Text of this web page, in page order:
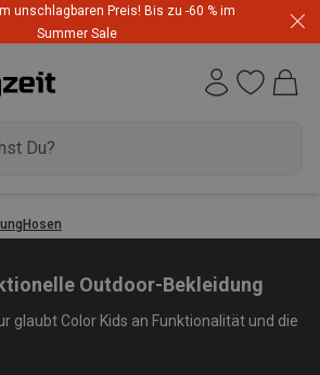
unschlagbaren Preis! Bis zu -60 % im
Summer Sale
Hosen
Outdoor-Bekleidung
glaubt Color Kids an Funktionalität und die